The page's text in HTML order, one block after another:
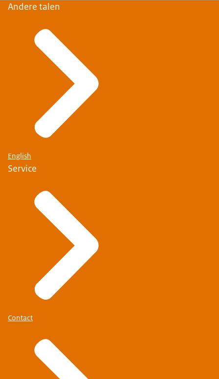
Andere talen
English
Service
Contact